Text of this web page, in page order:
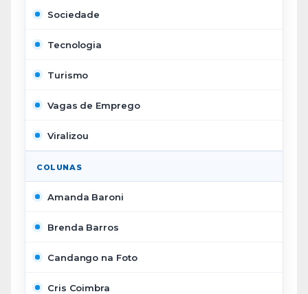
Sociedade
Tecnologia
Turismo
Vagas de Emprego
Viralizou
COLUNAS
Amanda Baroni
Brenda Barros
Candango na Foto
Cris Coimbra